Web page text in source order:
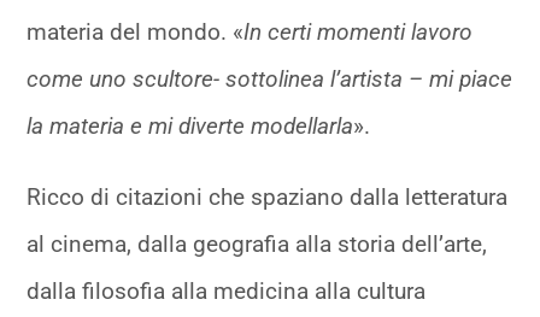
materia del mondo. «In certi momenti lavoro
come uno scultore- sottolinea l’artista – mi piace
la materia e mi diverte modellarla».
Ricco di citazioni che spaziano dalla letteratura
al cinema, dalla geografia alla storia dell’arte,
dalla filosofia alla medicina alla cultura